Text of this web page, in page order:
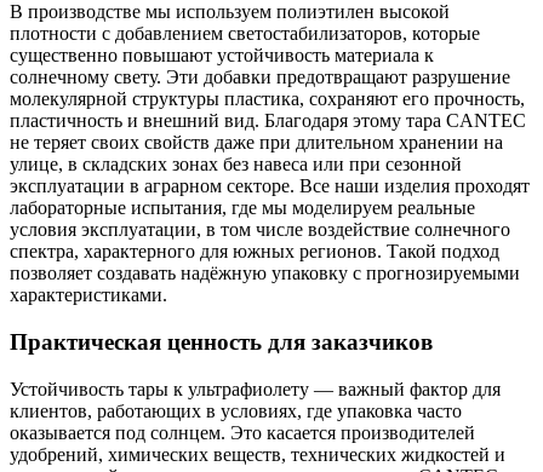
В производстве мы используем полиэтилен высокой
плотности с добавлением светостабилизаторов, которые
существенно повышают устойчивость материала к
солнечному свету. Эти добавки предотвращают разрушение
молекулярной структуры пластика, сохраняют его прочность,
пластичность и внешний вид. Благодаря этому тара CANTEC
не теряет своих свойств даже при длительном хранении на
улице, в складских зонах без навеса или при сезонной
эксплуатации в аграрном секторе. Все наши изделия проходят
лабораторные испытания, где мы моделируем реальные
условия эксплуатации, в том числе воздействие солнечного
спектра, характерного для южных регионов. Такой подход
позволяет создавать надёжную упаковку с прогнозируемыми
характеристиками.
Практическая ценность для заказчиков
Устойчивость тары к ультрафиолету — важный фактор для
клиентов, работающих в условиях, где упаковка часто
оказывается под солнцем. Это касается производителей
удобрений, химических веществ, технических жидкостей и